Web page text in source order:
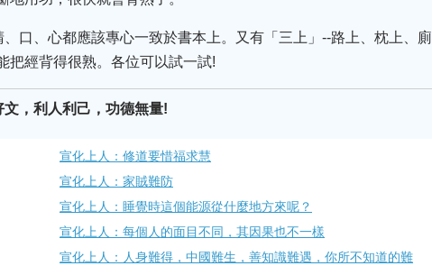
口、心都應該專心一致於書本上。又有「三上」--路上、枕上、廁
把經背得很熟。各位可以試一試!
文，利人利己，功德無量!
宣化上人：修道要惜福求慧
宣化上人：家賊難防
宣化上人：睡覺時這個能源從什麼地方來呢？
宣化上人：每個人的面目不同，其因果也不一樣
宣化上人：人身難得，中國難生，善知識難遇，你所不知道的難